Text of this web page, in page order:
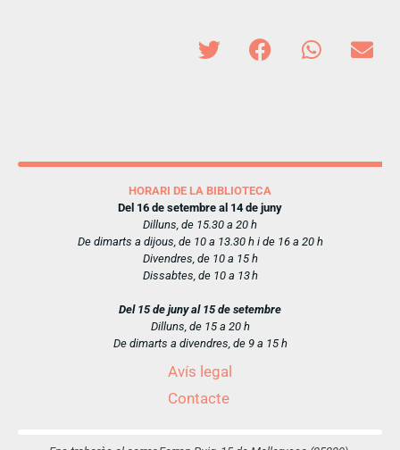
HORARI DE LA BIBLIOTECA
Del 16 de setembre al 14 de juny
Dilluns, de 15.30 a 20 h
De dimarts a dijous, de 10 a 13.30 h i de 16 a 20 h
Divendres, de 10 a 15 h
Dissabtes, de 10 a 13 h
Del 15 de juny al 15 de setembre
Dilluns, de 15 a 20 h
De dimarts a divendres, de 9 a 15 h
Avís legal
Contacte